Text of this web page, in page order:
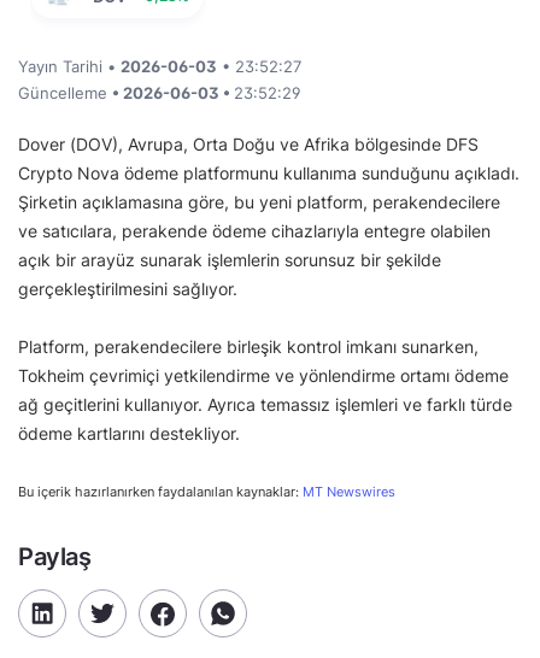
Yayın Tarihi • 2026-06-03 • 23:52:27
Güncelleme • 2026-06-03 • 23:52:29
Dover (DOV), Avrupa, Orta Doğu ve Afrika bölgesinde DFS
Crypto Nova ödeme platformunu kullanıma sunduğunu açıkladı.
Şirketin açıklamasına göre, bu yeni platform, perakendecilere
ve satıcılara, perakende ödeme cihazlarıyla entegre olabilen
açık bir arayüz sunarak işlemlerin sorunsuz bir şekilde
gerçekleştirilmesini sağlıyor.
Platform, perakendecilere birleşik kontrol imkanı sunarken,
Tokheim çevrimiçi yetkilendirme ve yönlendirme ortamı ödeme
ağ geçitlerini kullanıyor. Ayrıca temassız işlemleri ve farklı türde
ödeme kartlarını destekliyor.
Bu içerik hazırlanırken faydalanılan kaynaklar: MT Newswires
Paylaş